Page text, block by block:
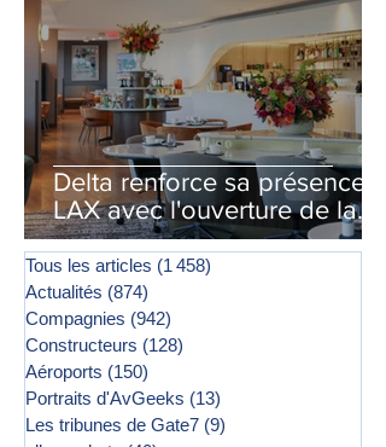
Delta renforce sa présence à
LAX avec l'ouverture de la
première phase d'un second
salon Delta One
Tous les articles (1 458)
Actualités (874)
Compagnies (942)
Constructeurs (128)
Aéroports (150)
Portraits d'AvGeeks (13)
Les tribunes de Gate7 (9)